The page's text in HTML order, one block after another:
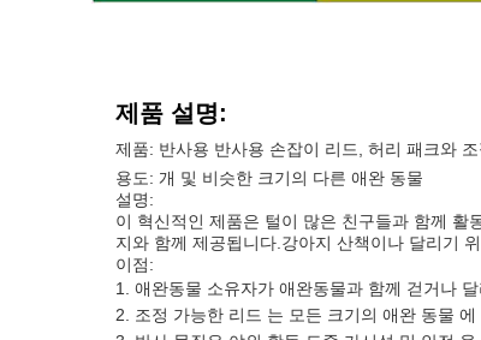
제품 설명:
제품: 반사용 반사용 손잡이 리드, 허리 패크와 조
용도: 개 및 비슷한 크기의 다른 애완 동물
설명:
이 혁신적인 제품은 털이 많은 친구들과 함께
지와 함께 제공됩니다.강아지 산책이나 달리기
이점:
애완동물 소유자가 애완동물과 함께 걷거나
조정 가능한 리드 는 모든 크기의 애완 동물